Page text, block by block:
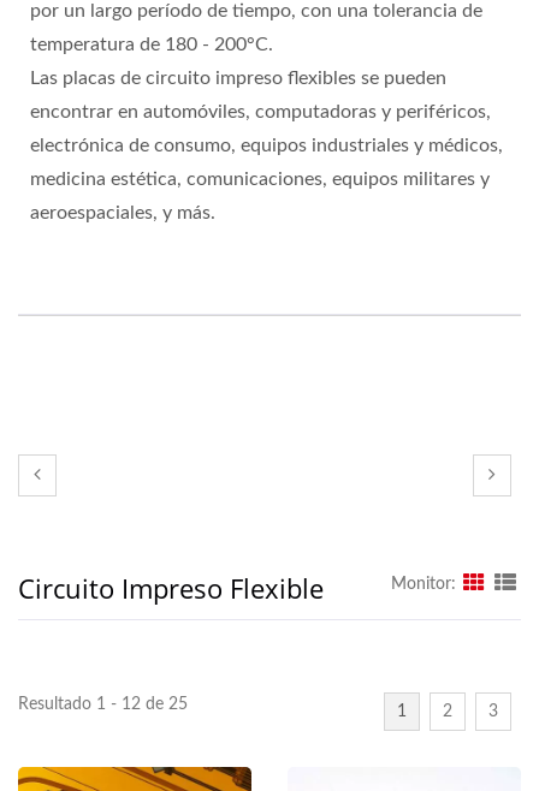
por un largo período de tiempo, con una tolerancia de
temperatura de 180 - 200°C.
Las placas de circuito impreso flexibles se pueden
encontrar en automóviles, computadoras y periféricos,
electrónica de consumo, equipos industriales y médicos,
medicina estética, comunicaciones, equipos militares y
aeroespaciales, y más.
Circuito Impreso Flexible Monitor:
Resultado 1 - 12 de 25 1 2 3